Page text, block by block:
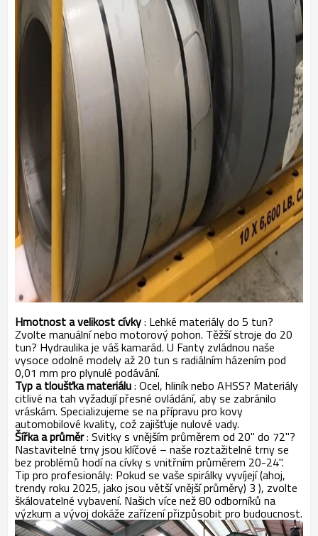
Hmotnost a velikost cívky: Lehké materiály do 5 tun?
Zvolte manuální nebo motorový pohon. Těžší stroje do 20
tun? Hydraulika je váš kamarád. U Fanty zvládnou naše
vysoce odolné modely až 20 tun s radiálním házením pod
0,01 mm pro plynulé podávání.
Typ a tloušťka materiálu: Ocel, hliník nebo AHSS? Materiály
citlivé na tah vyžadují přesné ovládání, aby se zabránilo
vráskám. Specializujeme se na přípravu pro kovy
automobilové kvality, což zajišťuje nulové vady.
Šířka a průměr: Svitky s vnějším průměrem od 20" do 72"?
Nastavitelné trny jsou klíčové – naše roztažitelné trny se
bez problémů hodí na cívky s vnitřním průměrem 20-24".
Tip pro profesionály: Pokud se vaše spirálky vyvíjejí (ahoj,
trendy roku 2025, jako jsou větší vnější průměry) 3 ), zvolte
škálovatelné vybavení. Našich více než 80 odborníků na
výzkum a vývoj dokáže zařízení přizpůsobit pro budoucnost.